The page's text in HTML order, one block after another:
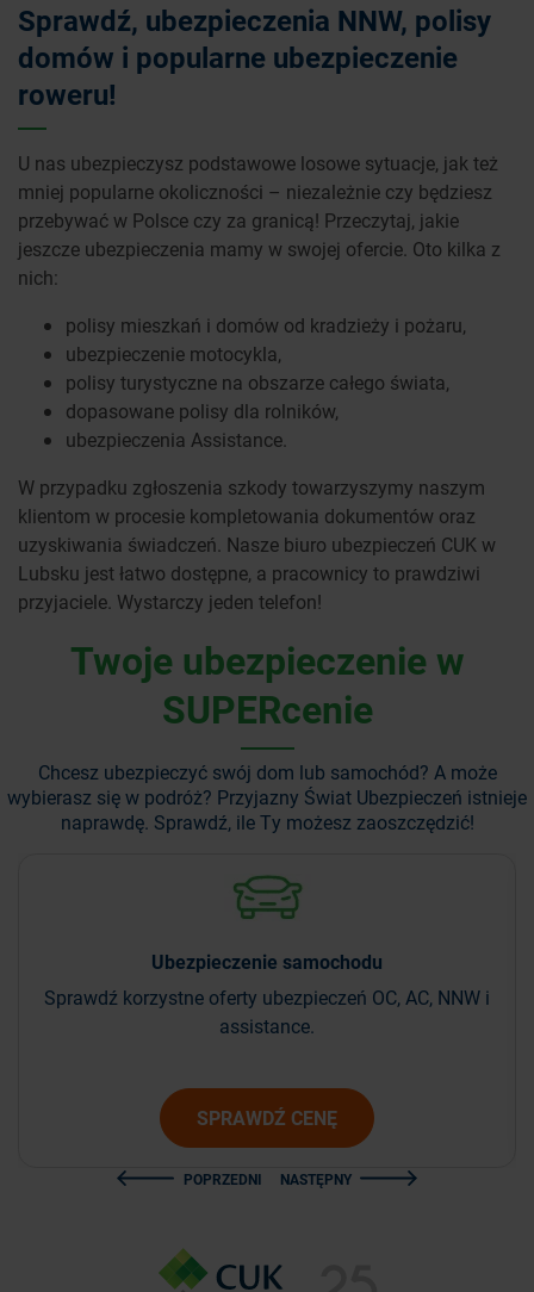
Sprawdź, ubezpieczenia NNW, polisy
domów i popularne ubezpieczenie
roweru!
U nas ubezpieczysz podstawowe losowe sytuacje, jak też
mniej popularne okoliczności – niezależnie czy będziesz
przebywać w Polsce czy za granicą! Przeczytaj, jakie
jeszcze ubezpieczenia mamy w swojej ofercie. Oto kilka z
nich:
polisy mieszkań i domów od kradzieży i pożaru,
ubezpieczenie motocykla,
polisy turystyczne na obszarze całego świata,
dopasowane polisy dla rolników,
ubezpieczenia Assistance.
W przypadku zgłoszenia szkody towarzyszymy naszym
klientom w procesie kompletowania dokumentów oraz
uzyskiwania świadczeń. Nasze biuro ubezpieczeń CUK w
Lubsku jest łatwo dostępne, a pracownicy to prawdziwi
przyjaciele. Wystarczy jeden telefon!
Twoje ubezpieczenie w
SUPERcenie
Chcesz ubezpieczyć swój dom lub samochód? A może
wybierasz się w podróż? Przyjazny Świat Ubezpieczeń istnieje
naprawdę. Sprawdź, ile Ty możesz zaoszczędzić!
Ubezpieczenie samochodu
Sprawdź korzystne oferty ubezpieczeń OC, AC, NNW i
assistance.
SPRAWDŹ CENĘ
POPRZEDNI NASTĘPNY